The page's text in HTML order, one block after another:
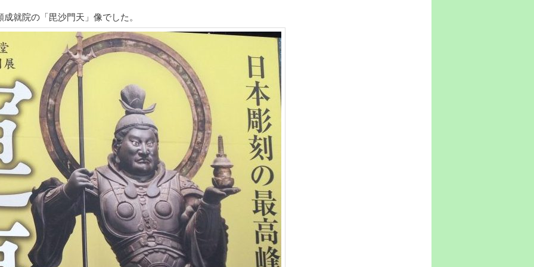
就院の「毘沙門天」像でした。